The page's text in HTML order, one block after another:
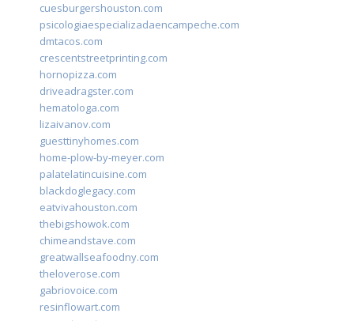
cuesburgershouston.com
psicologiaespecializadaencampeche.com
dmtacos.com
crescentstreetprinting.com
hornopizza.com
driveadragster.com
hematologa.com
lizaivanov.com
guesttinyhomes.com
home-plow-by-meyer.com
palatelatincuisine.com
blackdoglegacy.com
eatvivahouston.com
thebigshowok.com
chimeandstave.com
greatwallseafoodny.com
theloverose.com
gabriovoice.com
resinflowart.com